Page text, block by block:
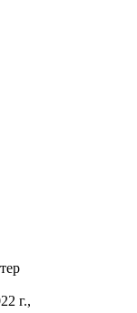
г.,